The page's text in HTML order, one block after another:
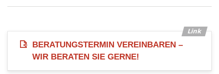
BERATUNGSTERMIN VEREINBAREN –
WIR BERATEN SIE GERNE!